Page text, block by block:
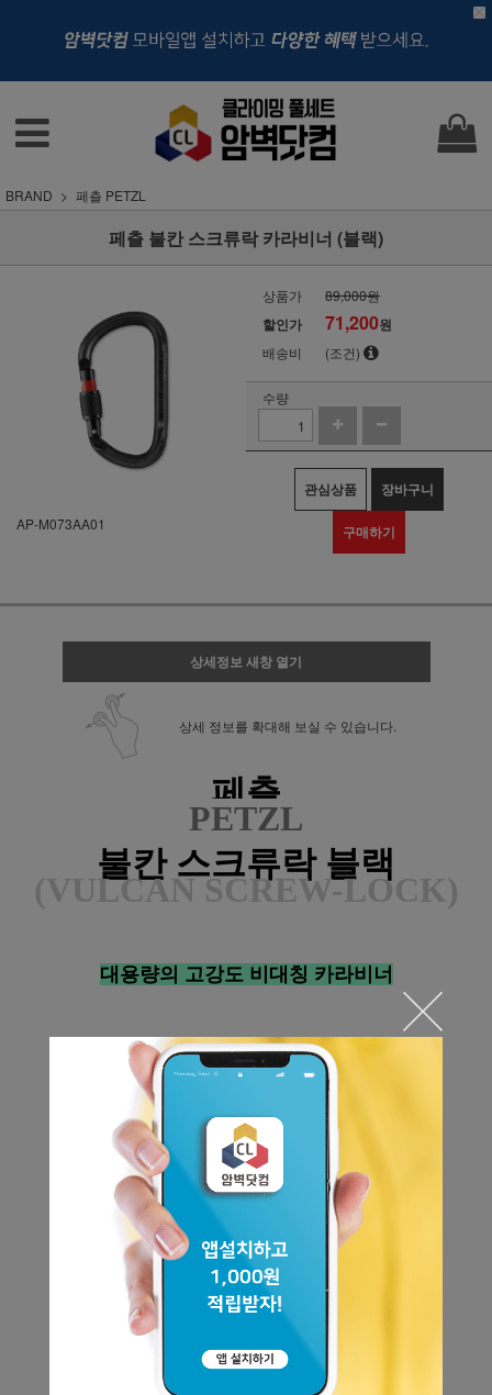
BRAND 페츨 PETZL
페츨 불칸 스크류락 카라비너 (블랙)
AP-M073AA01
상품가 89,000원
할인가 71,200원
배송비 (조건)
수량
관심상품 장바구니
구매하기
상세정보 새창 열기
상세 정보를 확대해 보실 수 있습니다.
페츨
PETZL
불칸 스크류락 블랙
(VULCAN SCREW-LOCK)
대용량의 고강도 비대칭 카라비너
색상 : 블랙
잠금시스템: 스크류락
상하 강도: 45kN
좌우 강도: 16kN
: 18kN